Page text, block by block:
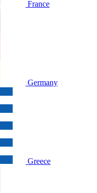
France
Germany
Greece